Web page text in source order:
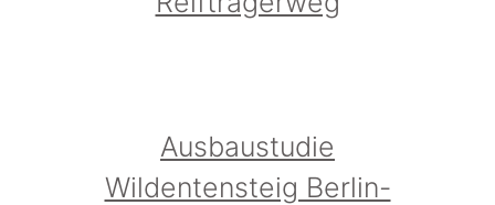
Ausbaustudie
Wildentensteig Berlin-